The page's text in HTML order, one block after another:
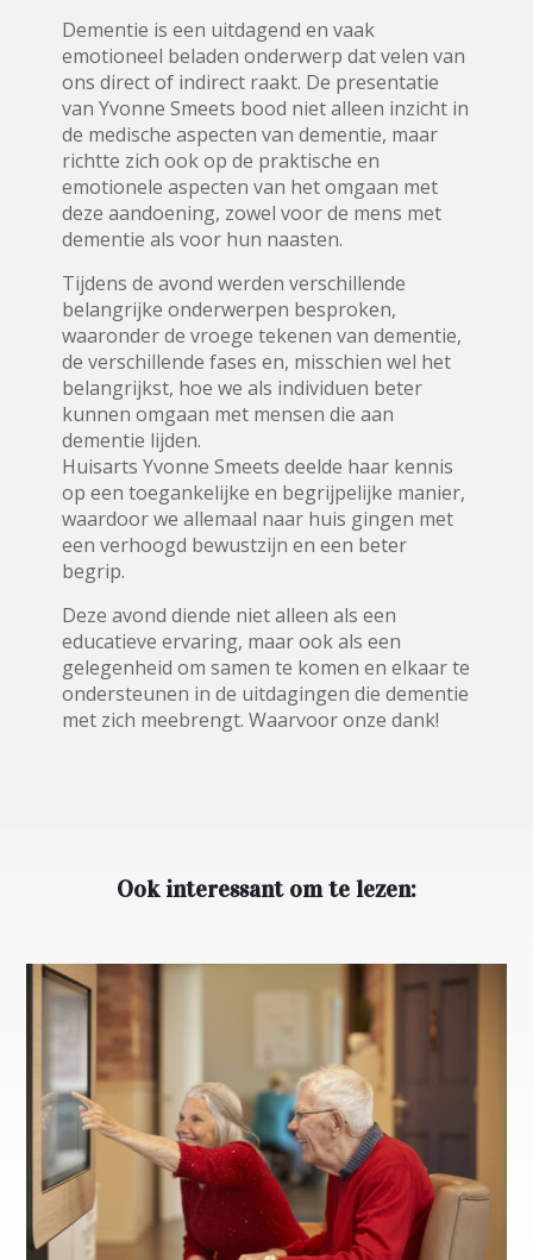
Dementie is een uitdagend en vaak
emotioneel beladen onderwerp dat velen van
ons direct of indirect raakt. De presentatie
van Yvonne Smeets bood niet alleen inzicht in
de medische aspecten van dementie, maar
richtte zich ook op de praktische en
emotionele aspecten van het omgaan met
deze aandoening, zowel voor de mens met
dementie als voor hun naasten.
Tijdens de avond werden verschillende
belangrijke onderwerpen besproken,
waaronder de vroege tekenen van dementie,
de verschillende fases en, misschien wel het
belangrijkst, hoe we als individuen beter
kunnen omgaan met mensen die aan
dementie lijden.
Huisarts Yvonne Smeets deelde haar kennis
op een toegankelijke en begrijpelijke manier,
waardoor we allemaal naar huis gingen met
een verhoogd bewustzijn en een beter
begrip.
Deze avond diende niet alleen als een
educatieve ervaring, maar ook als een
gelegenheid om samen te komen en elkaar te
ondersteunen in de uitdagingen die dementie
met zich meebrengt. Waarvoor onze dank!
Ook interessant om te lezen: